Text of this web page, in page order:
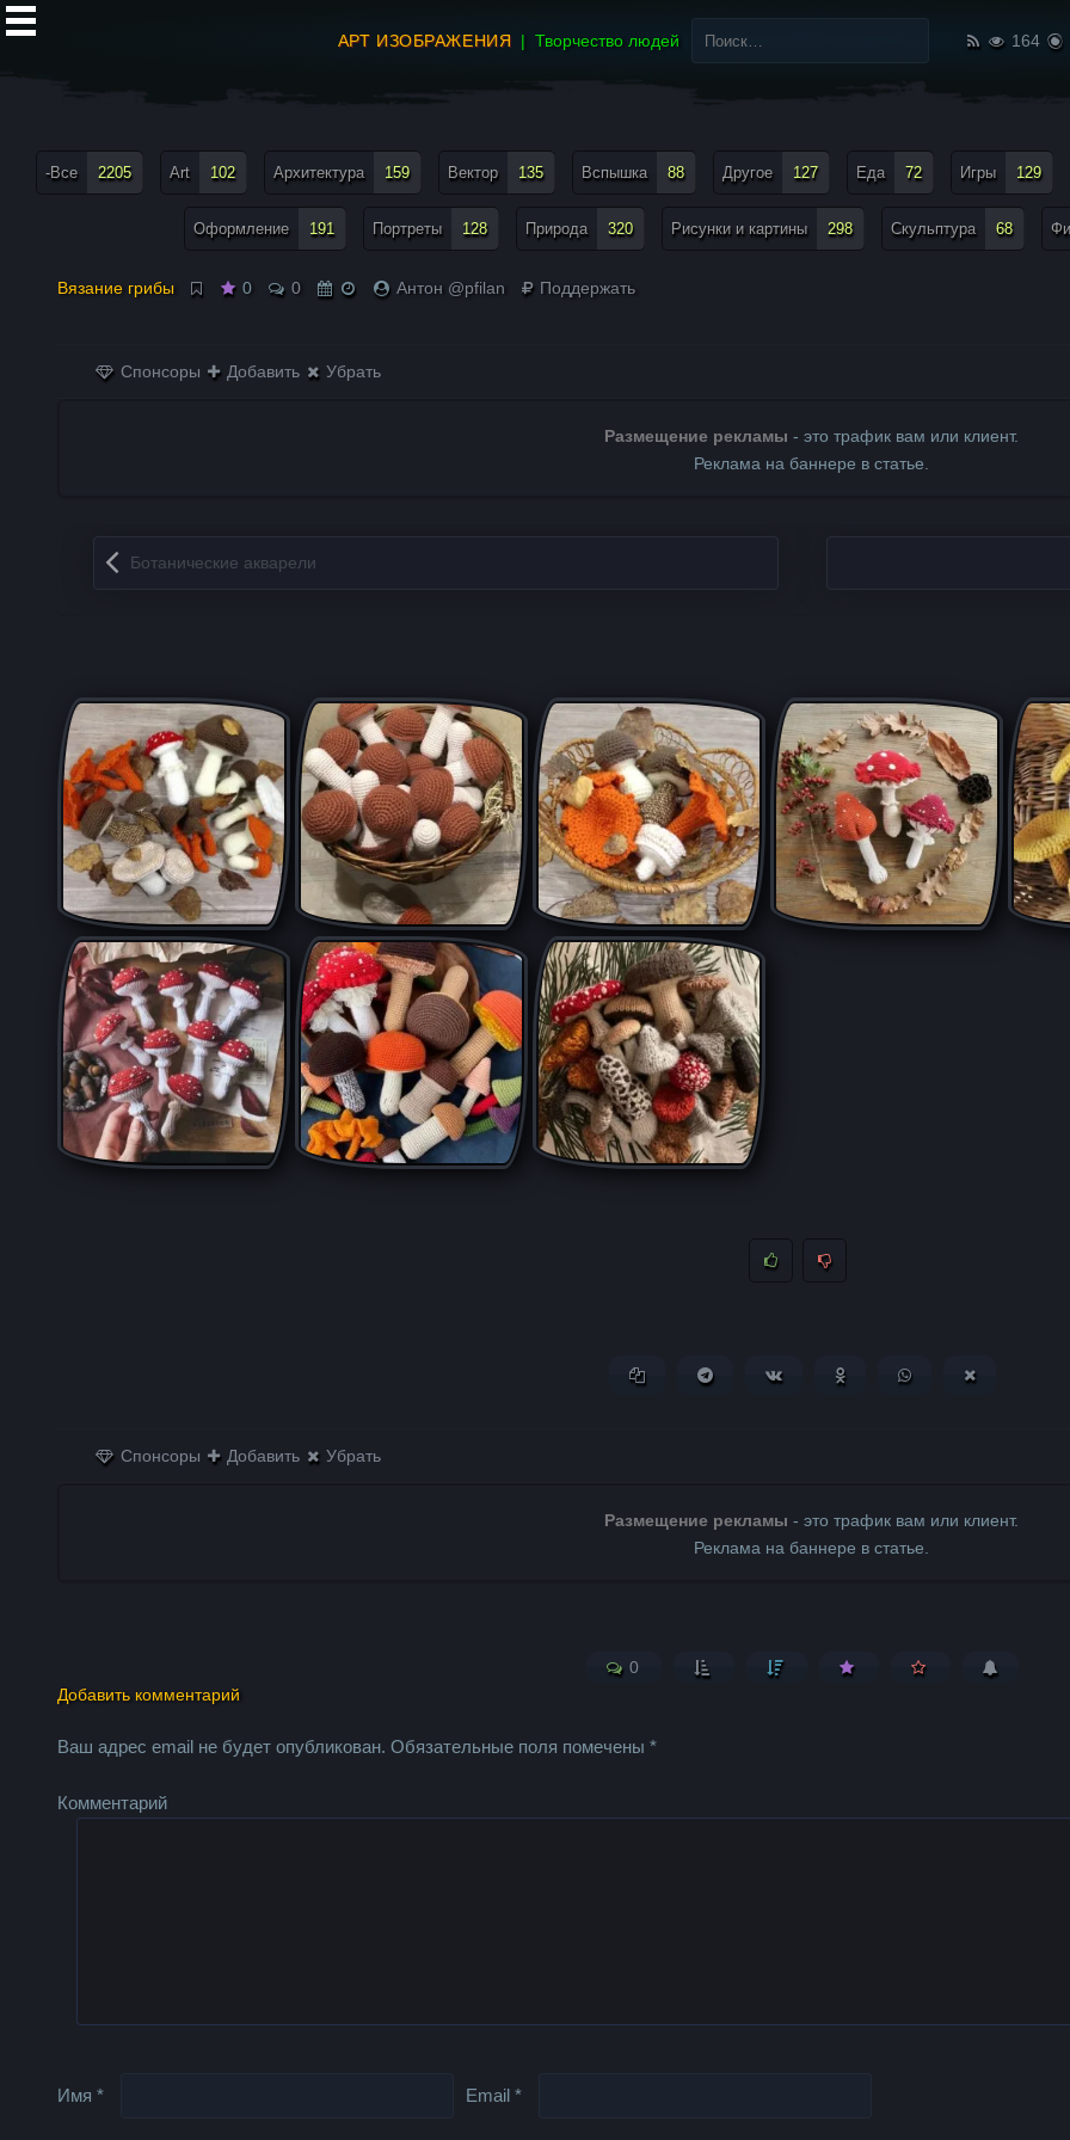
АРТ ИЗОБРАЖЕНИЯ Творчество людей
Найти:
164
-Все 2205 Art 102 Архитектура 159 Вектор 135 Вспышка 88 Другое 127 Еда 72 Игры 129
Оформление 191 Портреты 128 Природа 320 Рисунки и картины 298 Скульптура 68
Вязание грибы 0 0 Антон @pfilan Поддержать
Спонсоры Добавить Убрать
Размещение рекламы - это трафик вам или клиент.
Реклама на баннере в статье.
Запись навигация
Ботанические акварели
Копировать ссылкуПоделиться в Telegram
Поделиться ВКонтакте
Поделиться вПоделиться в
Спонсоры Добавить Убрать
Размещение рекламы - это трафик вам или клиент.
Реклама на баннере в статье.
0
Добавить комментарий
Ваш адрес email не будет опубликован. Обязательные поля помечены*
Комментарий
Имя* Email*